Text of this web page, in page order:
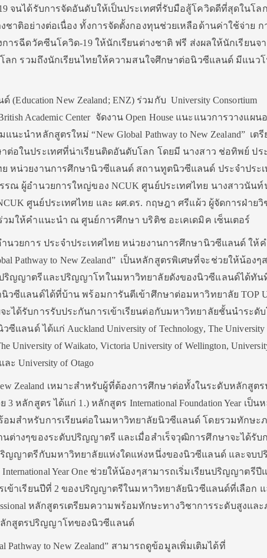
จนได้รับการจัดอันดับให้เป็นประเทศที่รับมือสู้โควิดดีที่สุดในโล
ชาติอย่างต่อเนื่อง ทั้งการจัดตั้งกองทุนช่วยเหลือด้านค่าใช้จ่าย ก
ารฉีดวัคซีนโควิด-19 ให้นักเรียนต่างชาติ ฟรี ส่งผลให้นักเรียนจ
ลก รวมถึงนักเรียนไทยให้ความสนใจศึกษาต่อนิวซีแลนด์ มีแนว
New Zealand; ENZ) ร่วมกับ University Consortium
Academic Center จัดงาน Open House แนะแนวการวางแผ
นะนำหลักสูตรใหม่ “New Global Pathway to New Zealand” เต
ต่อในประเทศที่น่าเรียนติดอันดับโลก โดยมี นางสาว ช่อทิพย์ ปร
ย หน่วยงานการศึกษานิวซีแลนด์ สถานทูตนิวซีแลนด์ ประจำประ
รณ ผู้อำนวยการใหญ่ของ NCUK ศูนย์ประเทศไทย นางสาวนัน
ศูนย์ประเทศไทย และ ผศ.ดร. กฤษฎา ศรีแผ้ว ผู้จัดการฝ่ายวิ
วมให้คำแนะนำ ณ ศูนย์การศึกษา บริติช อะเคเดมิค เซ็นเตอร์
นวยการ ประจำประเทศไทย หน่วยงานการศึกษานิวซีแลนด์ ให้
Pathway to New Zealand” เป็นหลักสูตรพิเศษที่จะช่วยให้น้องๆ
ริญญาตรีและปริญญาโทในมหาวิทยาลัยดังของนิวซีแลนด์ได้ทัน
วซีแลนด์ได้ที่บ้าน พร้อมการันตีเข้าศึกษาต่อมหาวิทยาลัย TOP
ได้รับการรับประกันการเข้าเรียนต่อกับมหาวิทยาลัยชั้นนำระดั
แลนด์ ได้แก่ Auckland University of Technology, The University
University of Waikato, Victoria University of Wellington,
ละ University of Otago
Zealand เหมาะสำหรับผู้ที่ต้องการศึกษาต่อทั้งในระดับหลักสู
หลักสูตร ได้แก่ 1.) หลักสูตร International Foundation Year เป็น
อมสำหรับการเรียนต่อในมหาวิทยาลัยนิวซีแลนด์ โดยรวมทักษะ
ต่างๆของระดับปริญญาตรี และเมื่อสำเร็จวุฒิการศึกษาจะได้รับ
ริญญาตรีกับมหาวิทยาลัยแห่งใดแห่งหนึ่งของนิวซีแลนด์ และจบ
Year One ช่วยให้น้องๆสามารถเริ่มเรียนปริญญาตรีปี
เข้าเรียนปีที่ 2 ของปริญญาตรีในมหาวิทยาลัยนิวซีแลนด์ที่เลือก แ
หลักสูตรเตรียมความพร้อมทักษะทางวิชาการระดับสูงแล
กสูตรปริญญาโทของนิวซีแลนด์
Pathway to New Zealand” สามารถดูข้อมูลเพิ่มเติมได้ที่